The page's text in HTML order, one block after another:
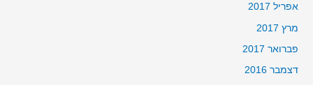
אפריל 2017
מרץ 2017
פברואר 2017
דצמבר 2016